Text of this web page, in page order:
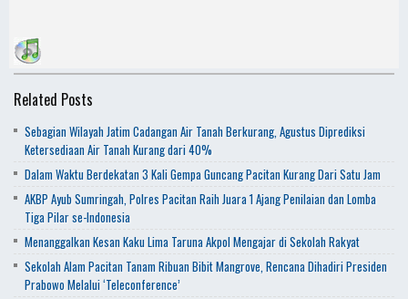
Related Posts
Sebagian Wilayah Jatim Cadangan Air Tanah Berkurang, Agustus Diprediksi
Ketersediaan Air Tanah Kurang dari 40%
Dalam Waktu Berdekatan 3 Kali Gempa Guncang Pacitan Kurang Dari Satu Jam
AKBP Ayub Sumringah, Polres Pacitan Raih Juara 1 Ajang Penilaian dan Lomba
Tiga Pilar se-Indonesia
Menanggalkan Kesan Kaku Lima Taruna Akpol Mengajar di Sekolah Rakyat
Sekolah Alam Pacitan Tanam Ribuan Bibit Mangrove, Rencana Dihadiri Presiden
Prabowo Melalui ‘Teleconference’